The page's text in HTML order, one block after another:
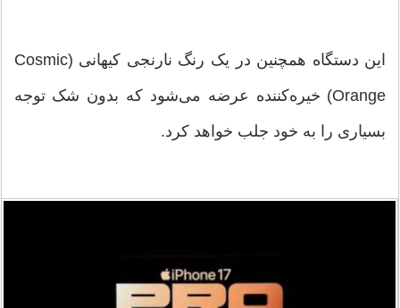
این دستگاه همچنین در یک رنگ نارنجی کیهانی (Cosmic
Orange) خیره‌کننده عرضه می‌شود که بدون شک توجه
بسیاری را به خود جلب خواهد کرد.